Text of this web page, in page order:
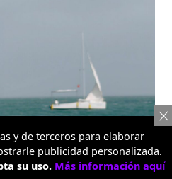
y de terceros para elaborar
publicidad personalizada.
su uso. Más información aquí